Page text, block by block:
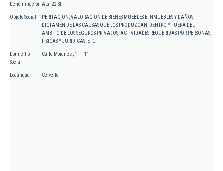
Denominación Atai 22 Sl.
Objeto Social
PERITACION, VALORACION DE BIENES MUEBLES E INMUEBLES Y DAÑOS,
DICTAMEN DE LAS CAUSAS QUE LOS PRODUZCAN, DENTRO Y FUERA DEL
AMBITO DE LOS SEGUROS PRIVADOS, ACTIVIDADES REQUERIDAS POR PERSONAS,
FISICAS Y JURIDICAS, ETC
Domicilio
Social
Calle Moianes , 1 - F, 11
Localidad Cervello